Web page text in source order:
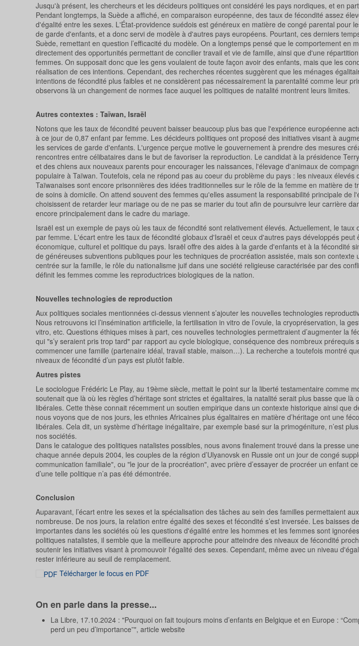
Jusqu'à présent, les chercheurs et les décideurs politiques ont considéré les pays nordiques, et en
Pendant longtemps, la Suède a affiché, en comparaison européenne, des taux de fécondité assez
d'égalité entre les sexes. L'État-providence suédois est généreux en matière de congé parental pour
de garde d'enfants, et a donc servi de modèle à d'autres pays européens. Pourtant, ces derniers
Suède, remettant en question l’efficacité du modèle. On a longtemps pensé que le comportement en
directement des opportunités permettant de concilier travail et vie de famille, ainsi que d'une
femmes. On supposait donc que les gens voulaient de toute façon avoir des enfants, mais que les
réalisation de ces intentions. Cependant, des recherches récentes suggèrent que les ménages
intentions de fécondité plus faibles et ne considèrent pas nécessairement la parentalité comme leur
observons là un changement de normes face auquel les politiques de natalité montrent leurs limites.
Autres contextes : Taïwan, Israël
Notons que les taux de fécondité peuvent baisser beaucoup plus bas que l'expérience européenne
à ce jour de 0,87 enfant par femme. Les décideurs politiques ont proposé des initiatives visant à
les services de garde d'enfants. L'urgence perçue motive le gouvernement à prendre des mesures
rencontres entre célibataires dans le but de favoriser la reproduction. Le candidat à la présidence
et des chiens aux nouveaux parents pour encourager les naissances, l'élevage d'animaux de
populaire à Taïwan. Toutefois, cela ne répond pas au coeur du problème du pays : les niveaux
Taïwanaises sont encore prisonnières des idées traditionnelles sur le rôle de la femme en matière de
de soins à domicile. On attend souvent des femmes qu'elles assument la responsabilité principale de
choisissent de retarder leur mariage ou de ne pas se marier du tout afin de poursuivre leur carrière
encore principalement dans le cadre du mariage.
Israël est un exemple de pays où les taux de fécondité sont relativement élevés. Actuellement, le
par femme. L'écart entre les taux de fécondité globaux d'Israël et ceux d'autres pays développés
économique, culturel et politique du pays. Israël offre des aides à la garde d'enfants et à la fécondité
de généreuses subventions publiques pour les techniques de procréation assistée, mais son contexte
centrée sur la famille, le rôle du nationalisme juif dans une société religieuse caractérisée par des
définit les femmes comme les reproductrices biologiques de la nation.
Nouvelles technologies de reproduction
Aux politiques sociales mentionnées ci-dessus viennent s’ajouter les nouvelles technologies
Nous retrouvons ici l’insémination artificielle, la fertilisation in vitro de l’ovule, la cryopréservation, la
vitro, etc. Questions éthiques mises à part, ces nouvelles technologies permettraient d’augmenter la
qui "s’y seraient pris trop tard" par rapport au cycle biologique, conséquence des nombreux prérequis
commencer une famille (partenaire idéal, travail stable, maison…). La recherche a toutefois montré
niveaux de fécondité d’un pays est plutôt faible.
Autres pistes
Le sociologue Frédéric Le Play, au 19ème siècle, mettait le point sur la liberté testamentaire comme
soutenait que là où les règles d’héritage sont strictes et égalitaires, la natalité serait plus basse que là
libérales. Cette thèse connait récemment un soutien empirique dans un contexte historique ainsi que
nous voyons que de nos jours, les ethnies Africaines plus égalitaires en matière d’héritage ont une
libérales. Cela dit, un système d’héritage inégalitaire, par exemple basé sur la primogéniture, n’est
nos sociétés.
Dans le catalogue des politiques natalistes possibles, nous avons finalement trouvé dans la presse
chaque année depuis 2004, les couples de la région d’Ulyanovsk en Russie ont un jour de congé
communication familiale", ou "le jour de la procréation", avec prière d’essayer de procréer un enfant
d’une telle politique n’a pas été démontrée.
Conclusion
Auparavant, l’écart entre les sexes et la spécialisation des tâches au sein des familles permettaient
nombreuse. De nos jours, la relation entre égalité des sexes et fécondité s’est inversée. Les baisses
importantes dans les sociétés où les questions d'égalité entre les hommes et les femmes sont
politiques natalistes, il semble que la meilleure approche pour atteindre des niveaux de fécondité
soutenir les initiatives visant à promouvoir l'égalité des sexes. Cependant, même avec un niveau
rester inférieure au seuil de remplacement.
Télécharger le focus en PDF
On en parle dans la presse...
La Libre, 17.10.2024 : "Pourquoi on fait toujours moins d’enfants en Belgique et en Europe :
perd un peu d’importance”", article website